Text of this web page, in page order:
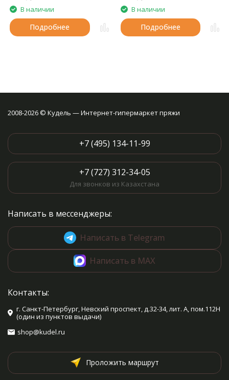
В наличии
Подробнее
В наличии
Подробнее
2008-2026 © Кудель — Интернет-гипермаркет пряжи
+7 (495) 134-11-99
+7 (727) 312-34-05
Для звонков из Казахстана
Написать в мессенджеры:
Написать в Telegram
Написать в MAX
Контакты:
г. Санкт-Петербург, Невский проспект, д.32-34, лит. А, пом.112Н
(один из пунктов выдачи)
shop@kudel.ru
Проложить маршрут